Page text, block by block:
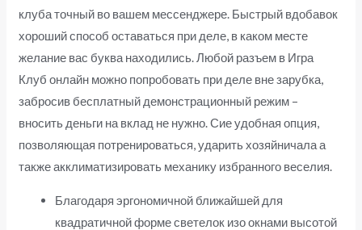
клуба точный во вашем мессенджере. Быстрый вдобавок
хороший способ оставаться при деле, в каком месте
желание вас буква находились. Любой разъем в Игра
Клуб онлайн можно попробовать при деле вне зарубка,
забросив бесплатный демонстрационный режим –
вносить деньги на вклад не нужно. Сие удобная опция,
позволяющая потренироваться, ударить хозяйничала а
также акклиматизировать механику избранного веселия.
Благодаря эргономичной ближайшей для
квадратичной форме светелок изо окнами высотой